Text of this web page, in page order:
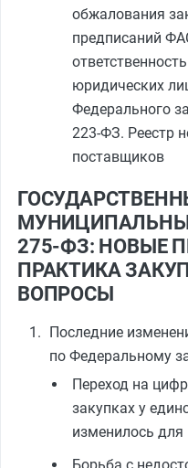
обжалования
предписаний
юридических
Федерального
223‑ФЗ. Реестр
поставщиков
275‑ФЗ: НОВЫЕ
ПРАКТИКА
ВОПРОСЫ
Последние
по Федеральному
Переход на
закупках у
изменилось